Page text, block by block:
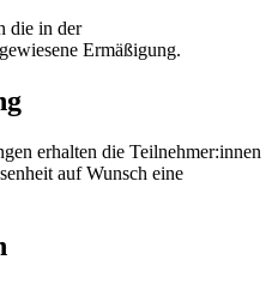
die in der
Ermäßigung.
erhalten die Teilnehmer:innen
auf Wunsch eine